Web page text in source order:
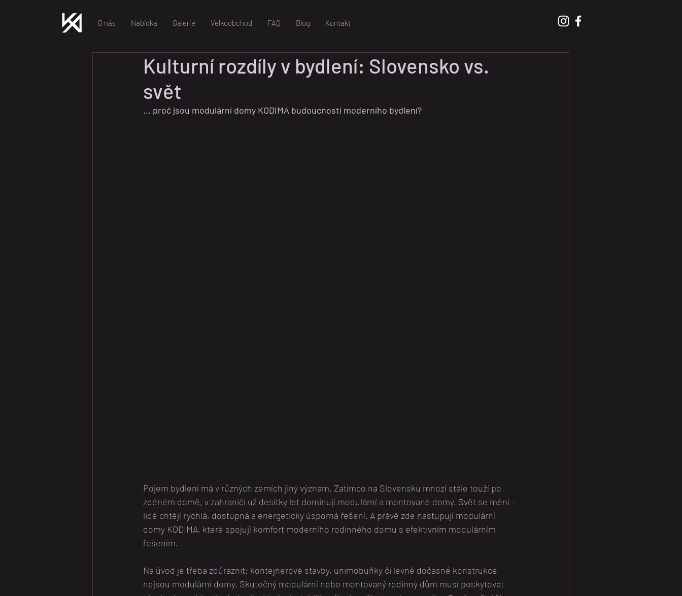
O nás Nabídka Galerie Velkoobchod FAQ Blog Kontakt
Kulturní rozdíly v bydlení: Slovensko vs.
svět
... proč jsou modulární domy KODIMA budoucností moderního bydlení?
Pojem bydlení má v různých zemích jiný význam. Zatímco na Slovensku mnozí stále touží po
zděném domě, v zahraničí už desítky let dominují modulární a montované domy. Svět se mění –
lidé chtějí rychlá, dostupná a energeticky úsporná řešení. A právě zde nastupují modulární
domy KODIMA, které spojují komfort moderního rodinného domu s efektivním modulárním
řešením.
Na úvod je třeba zdůraznit: kontejnerové stavby, unimobuňky či levné dočasné konstrukce
nejsou modulární domy. Skutečný modulární nebo montovaný rodinný dům musí poskytovat